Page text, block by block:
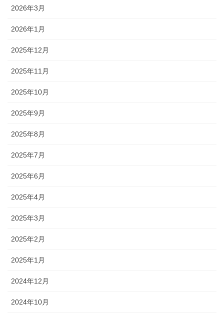
2026年3月
2026年1月
2025年12月
2025年11月
2025年10月
2025年9月
2025年8月
2025年7月
2025年6月
2025年4月
2025年3月
2025年2月
2025年1月
2024年12月
2024年10月